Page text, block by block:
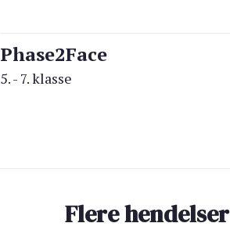
Phase2Face
5. - 7. klasse
Flere hendelser